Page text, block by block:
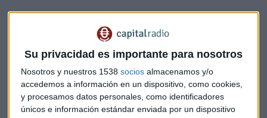
Su privacidad es importante para nosotros
Nosotros y nuestros 1538 socios almacenamos y/o
accedemos a información en un dispositivo, como cookies,
y procesamos datos personales, como identificadores
únicos e información estándar enviada por un dispositivo
Una de la principales razones es que buscan “protección y
una mayor diversificación” por la perspectiva de
desaceleración económica. Además, hace referencia a las
políticas de los bancos centrales, que está haciendo que
“nuestro dinero cada día valga menos”.